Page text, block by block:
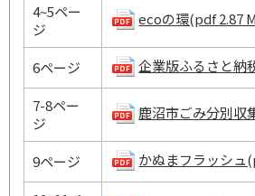
4~5ペー
ジ
ecoの環(pdf 2.87
6ページ 企業版ふるさと納
7-8ペー
ジ
鹿沼市ごみ分別収
9ページ かぬまフラッシュ